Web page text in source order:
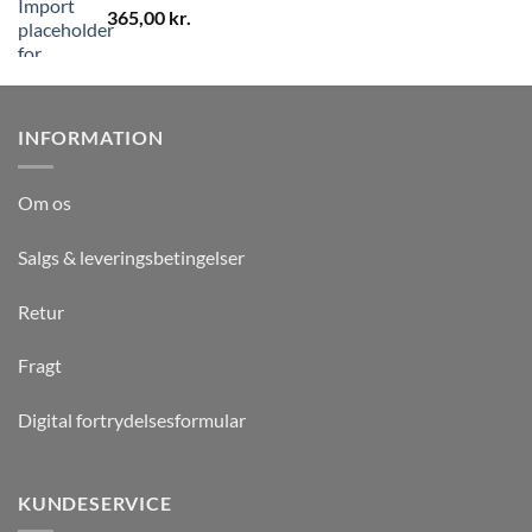
365,00 kr.
INFORMATION
Om os
Salgs & leveringsbetingelser
Retur
Fragt
Digital fortrydelsesformular
KUNDESERVICE